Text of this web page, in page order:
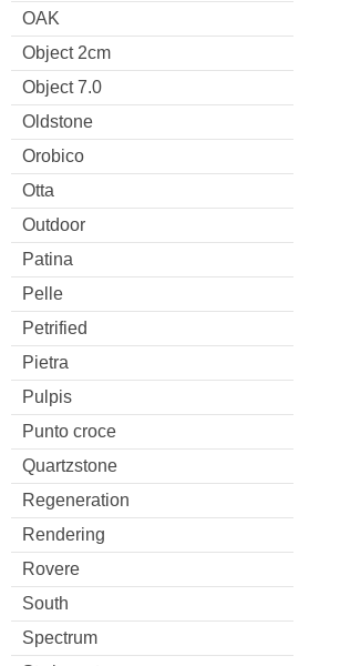
OAK
Object 2cm
Object 7.0
Oldstone
Orobico
Otta
Outdoor
Patina
Pelle
Petrified
Pietra
Pulpis
Punto croce
Quartzstone
Regeneration
Rendering
Rovere
South
Spectrum